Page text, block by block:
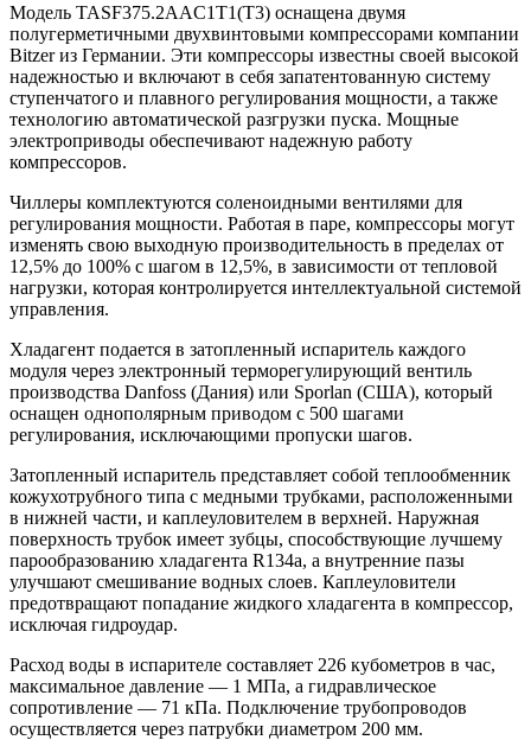
Модель TASF375.2AAC1T1(T3) оснащена двумя
полугерметичными двухвинтовыми компрессорами компании
Bitzer из Германии. Эти компрессоры известны своей высокой
надежностью и включают в себя запатентованную систему
ступенчатого и плавного регулирования мощности, а также
технологию автоматической разгрузки пуска. Мощные
электроприводы обеспечивают надежную работу
компрессоров.
Чиллеры комплектуются соленоидными вентилями для
регулирования мощности. Работая в паре, компрессоры могут
изменять свою выходную производительность в пределах от
12,5% до 100% с шагом в 12,5%, в зависимости от тепловой
нагрузки, которая контролируется интеллектуальной системой
управления.
Хладагент подается в затопленный испаритель каждого
модуля через электронный терморегулирующий вентиль
производства Danfoss (Дания) или Sporlan (США), который
оснащен однополярным приводом с 500 шагами
регулирования, исключающими пропуски шагов.
Затопленный испаритель представляет собой теплообменник
кожухотрубного типа с медными трубками, расположенными
в нижней части, и каплеуловителем в верхней. Наружная
поверхность трубок имеет зубцы, способствующие лучшему
парообразованию хладагента R134a, а внутренние пазы
улучшают смешивание водных слоев. Каплеуловители
предотвращают попадание жидкого хладагента в компрессор,
исключая гидроудар.
Расход воды в испарителе составляет 226 кубометров в час,
максимальное давление — 1 МПа, а гидравлическое
сопротивление — 71 кПа. Подключение трубопроводов
осуществляется через патрубки диаметром 200 мм.